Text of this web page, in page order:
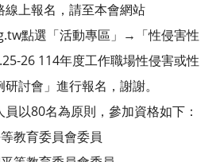
上報名，請至本會網站
點選「活動專區」→「性侵害性
26 114年度工作職場性侵害或性
討會」進行報名，謝謝。
以80名為原則，參加資格如下：
教育委員會委員